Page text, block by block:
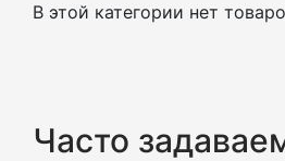
В этой категории нет
Часто